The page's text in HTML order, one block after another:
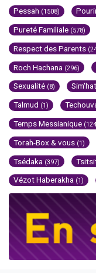
Pessah (1508)
Pureté Familiale (578)
Respect des Parents
Roch Hachana (296)
Sexualité (8)
Talmud (1)
Temps Messianique
Torah-Box & vous (1)
Tsédaka (397)
Vézot Haberakha (1)